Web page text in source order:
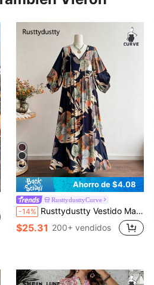
Ahorro de $4.08
RusttydusttyCurve
-14% Rusttydustty Vestido Maxi Suelto Casual con Estampado Floral Estilo Bohemio para Mujer Talla Grande, Atuendo de Playa, Vibración Tropical de Festival de Música, Adecuado para Otoño, Halloween Elegante
$25.31 200+ vendidos